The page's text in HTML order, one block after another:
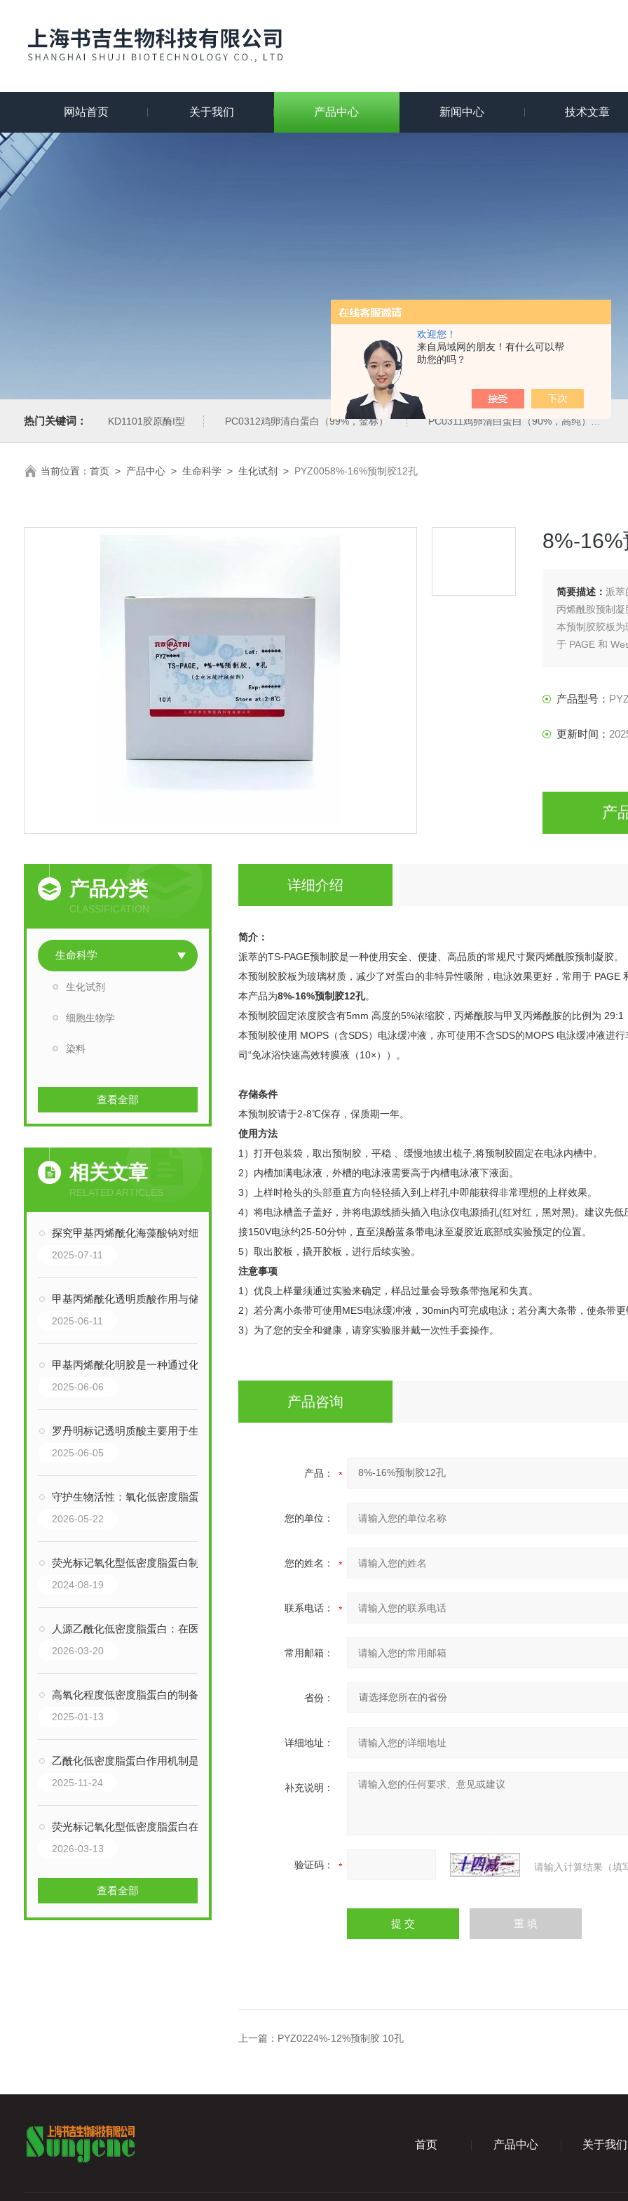
欢迎您！
来自局域网的朋友！有什么可以帮
助您的吗？
网站首页 关于我们 产品中心 新闻中心 技术文章
热门关键词： KD1101胶原酶I型 PC0312鸡卵清白蛋白（99%，金标） PC0311鸡卵清白蛋白（90%，高纯）
当前位置： 首页> 产品中心> 生命科学> 生化试剂 > PYZ0058%-16%预制胶12孔
8%-
简要描述：派萃
丙烯酰胺预制凝
本预制胶胶板
于 PAGE 和
产品型号：
更新时间：
产
产品分类
CLASSIFICATION
生命科学
生化试剂
细胞生物学
染料
查看全部
相关文章
RELATED ARTICLES
探究甲基丙烯酰化海藻酸钠对细胞相容性的影响
2025-07-11
甲基丙烯酰化透明质酸作用与储存要求
2025-06-11
甲基丙烯酰化明胶是一种通过化学改性得到的功能性生物材料
2025-06-06
罗丹明标记透明质酸主要用于生物成像和识别
2025-06-05
守护生物活性：氧化低密度脂蛋白的存放与质量维护要点
2026-05-22
荧光标记氧化型低密度脂蛋白制备工作如何进行？
2024-08-19
人源乙酰化低密度脂蛋白：在医学多领域的价值与应用
2026-03-20
高氧化程度低密度脂蛋白的制备工艺主要涉及两种方法
2025-01-13
乙酰化低密度脂蛋白作用机制是什么?
2025-11-24
荧光标记氧化型低密度脂蛋白在心血管和脂质运输研究中的应用
2026-03-13
查看全部
详细介绍
简介：
派萃的TS-PAGE预制胶是一种使用安全、便捷、高品质的常规尺寸聚丙烯酰胺预制凝胶。
本预制胶胶板为玻璃材质，减少了对蛋白的非特异性吸附，电泳效果更好，常用于 PAGE
本产品为8%-16%预制胶12孔。
本预制胶固定浓度胶含有5mm 高度的5%浓缩胶，丙烯酰胺与甲叉丙烯酰胺的比例为
本预制胶使用 MOPS（含SDS）电泳缓冲液，亦可使用不含SDS的MOPS 电泳缓冲液进
司“免冰浴快速高效转膜液（10×））。
存储条件
本预制胶请于2-8℃保存，保质期一年。
使用方法
1）打开包装袋，取出预制胶，平稳 、缓慢地拔出梳子,将预制胶固定在电泳内槽中。
2）内槽加满电泳液，外槽的电泳液需要高于内槽电泳液下液面。
3）上样时枪头的头部垂直方向轻轻插入到上样孔中即能获得非常理想的上样效果。
4）将电泳槽盖子盖好，并将电源线插头插入电泳仪电源插孔(红对红，黑对黑)。建议先
接150V电泳约25-50分钟，直至溴酚蓝条带电泳至凝胶近底部或实验预定的位置。
5）取出胶板，撬开胶板，进行后续实验。
注意事项
1）优良上样量须通过实验来确定，样品过量会导致条带拖尾和失真。
2）若分离小条带可使用MES电泳缓冲液，30min内可完成电泳；若分离大条带，使条带
3）为了您的安全和健康，请穿实验服并戴一次性手套操作。
产品咨询
产品：
您的单位：
您的姓名：
联系电话：
常用邮箱：
省份：
详细地址：
补充说明：
验证码： 请输入计算结果（填
上一篇： PYZ0224%-12%预制胶 10孔
首页 产品中心 关于我们